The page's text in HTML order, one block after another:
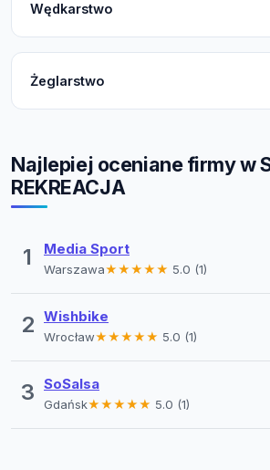
Wędkarstwo
Żeglarstwo
Najlepiej oceniane firmy w
REKREACJA
1 Media Sport
Warszawa★★★★★ 5.0 (1)
2 Wishbike
Wrocław★★★★★ 5.0 (1)
3 SoSalsa
Gdańsk★★★★★ 5.0 (1)